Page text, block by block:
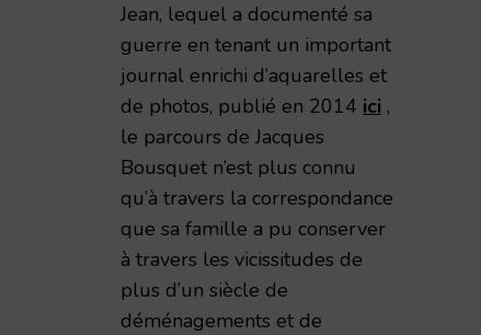
Jean, lequel a documenté sa
guerre en tenant un important
journal enrichi d’aquarelles et
de photos, publié en 2014 ici ,
le parcours de Jacques
Bousquet n’est plus connu
qu’à travers la correspondance
que sa famille a pu conserver
à travers les vicissitudes de
plus d’un siècle de
déménagements et de